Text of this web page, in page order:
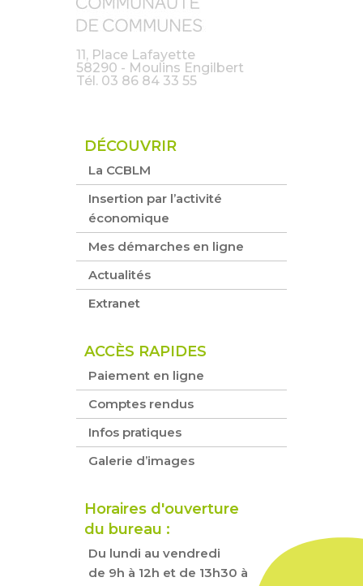
11, Place Lafayette
58290 - Moulins Engilbert
Tél. 03 86 84 33 55
DÉCOUVRIR
La CCBLM
Insertion par l’activité
économique
Mes démarches en ligne
Actualités
Extranet
ACCÈS RAPIDES
Paiement en ligne
Comptes rendus
Infos pratiques
Galerie d’images
Horaires d'ouverture
du bureau :
Du lundi au vendredi
de 9h à 12h et de 13h30 à